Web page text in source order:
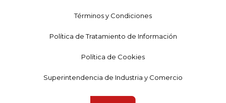
Términos y Condiciones
Política de Tratamiento de Información
Política de Cookies
Superintendencia de Industria y Comercio